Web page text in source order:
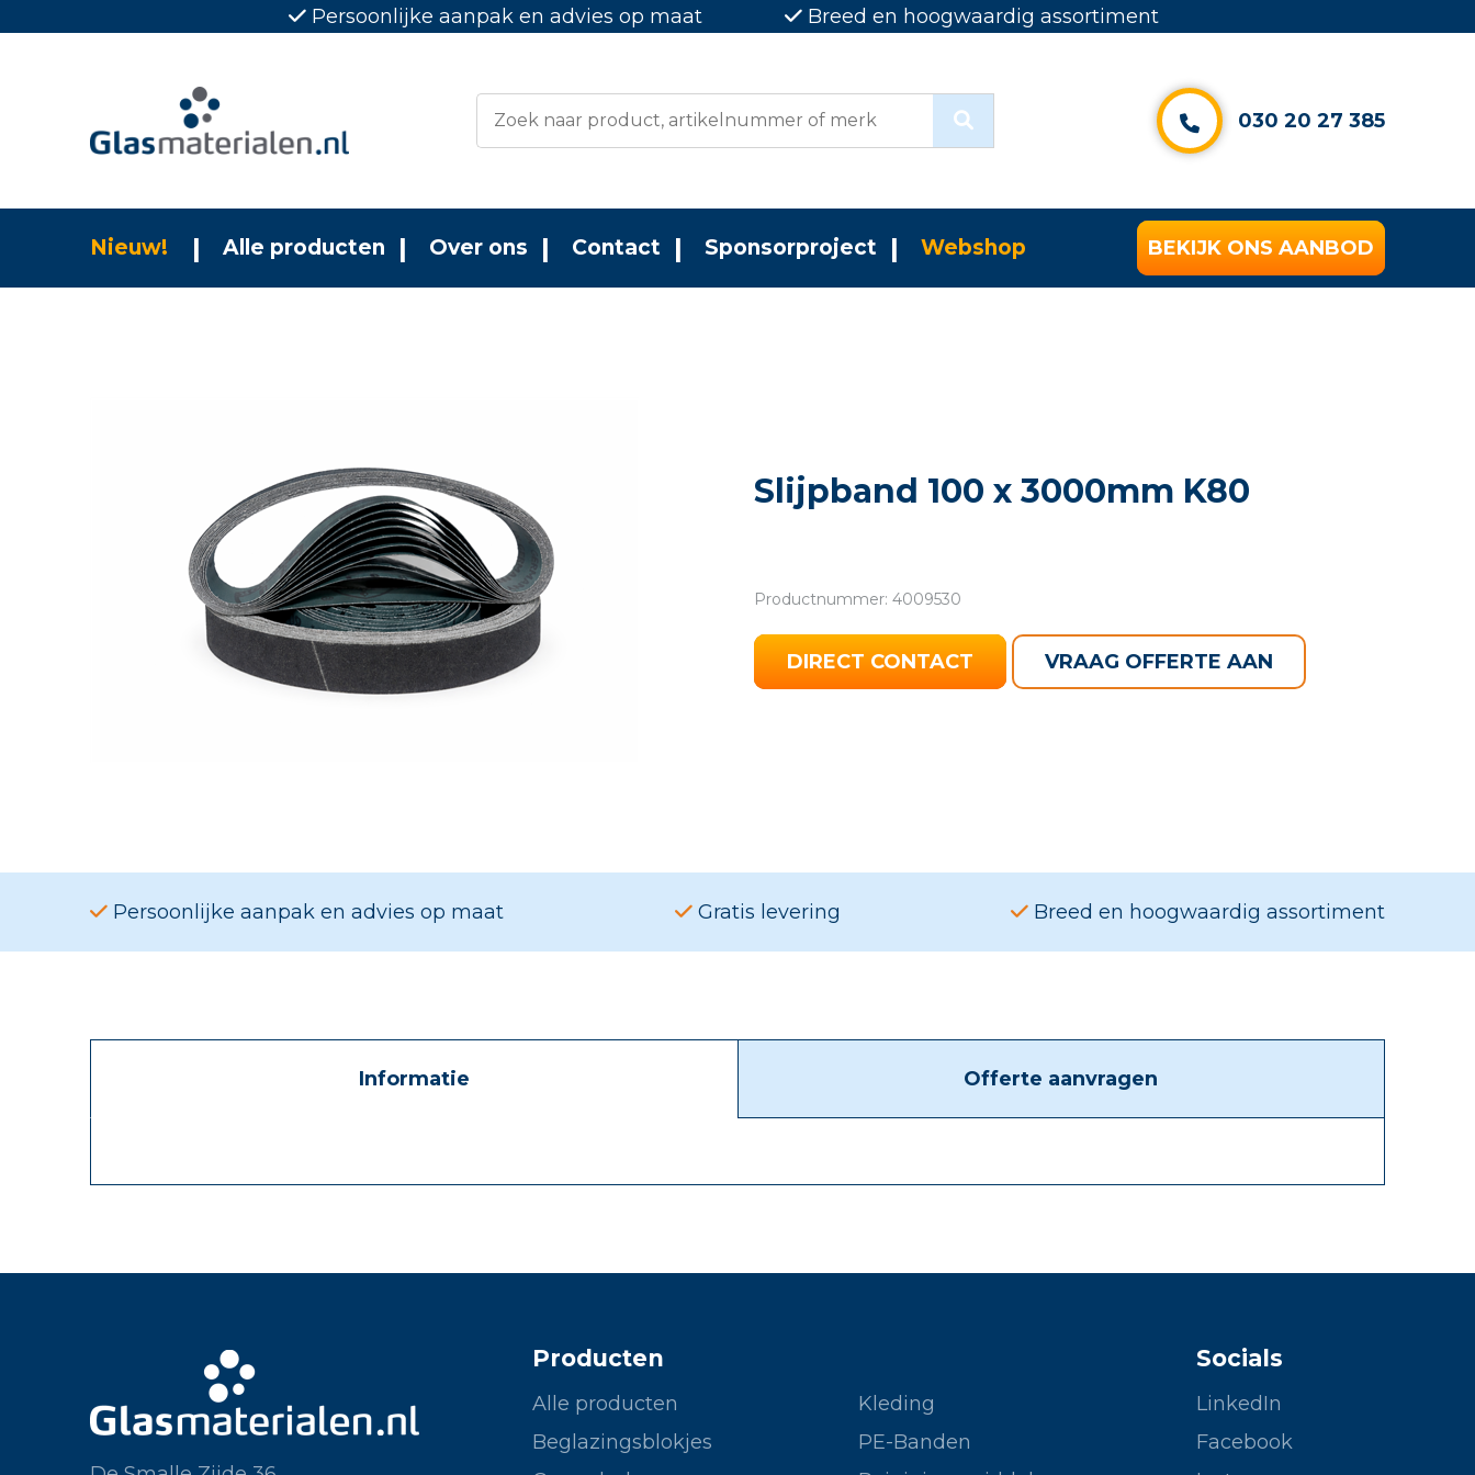
Persoonlijke aanpak en advies op maat Breed en hoogwaardig assortiment
030 20 27 385
Nieuw! Alle producten Over ons Contact Sponsorproject Webshop BEKIJK ONS AANBOD
Slijpband 100 x 3000mm K80
Productnummer: 4009530
DIRECT CONTACT VRAAG OFFERTE AAN
Persoonlijke aanpak en advies op maat Gratis levering Breed en hoogwaardig assortiment
Informatie Offerte aanvragen
Producten
Alle producten
Beglazingsblokjes
Kleding
PE-Banden
Socials
LinkedIn
Facebook